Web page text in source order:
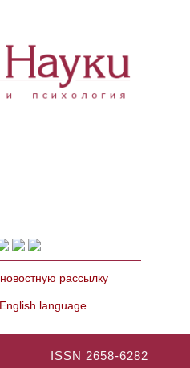
рассылку
language
ISSN 2658-6282